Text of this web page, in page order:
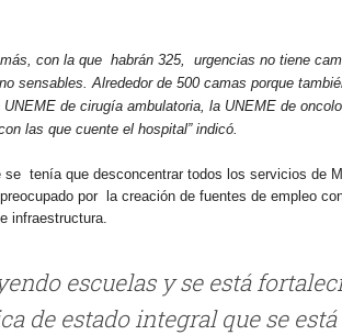
con la que habrán 325,
urgencias no tiene
sensables. Alrededor de 500 camas porque
de cirugía ambulatoria, la UNEME de
las que cuente el hospital” indicó.
se tenía que desconcentrar todos los servicios de
por
la creación de fuentes de empleo
infraestructura.
escuelas y se está
de estado integral que se